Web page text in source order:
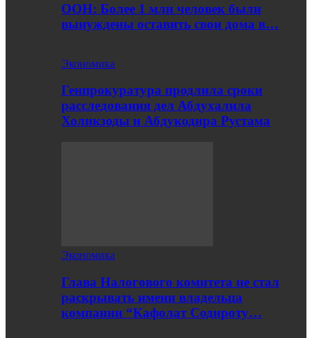
ООН: Более 1 млн человек были
вынуждены оставить свои дома в…
Экономика
Генпрокуратура продлила сроки
расследования дел Абдухалила
Холикзоды и Абдукодира Рустама
Экономика
Глава Налогового комитета не стал
раскрывать имени владельца
компании “Кафолат Содироту…